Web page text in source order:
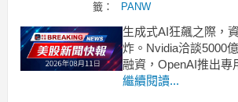
籤：
PANW
生成式AI狂飆之際，
炸。Nvidia洽談5000
融資，OpenAI推出專
GPT‑5.6‑Cyber，
繼續閱讀...